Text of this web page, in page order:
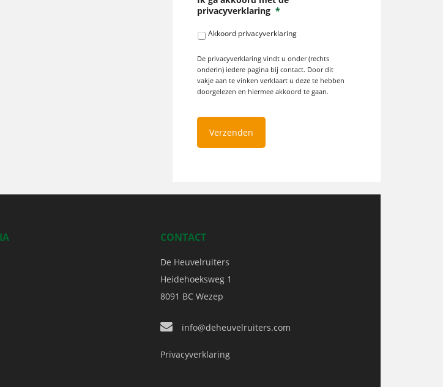
privacyverklaring *
Akkoord privacyverklaring
De privacyverklaring vindt u onder (rechts
onderin) iedere pagina bij contact. Door dit
vakje aan te vinken verklaart u deze te hebben
doorgelezen en hiermee akkoord te gaan.
CONTACT
De Heuvelruiters
Heidehoeksweg 1
8091 BC Wezep
info@deheuvelruiters.com
Privacyverklaring